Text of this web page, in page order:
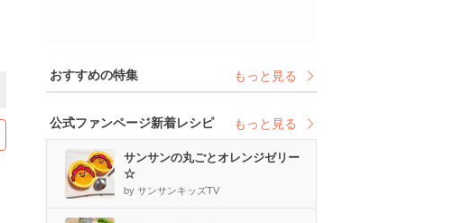
おすすめの特集 もっと見る
公式ファンページ新着レシピ もっと見る
サンサンの丸ごとオレンジゼリー
☆
by サンサンキッズTV